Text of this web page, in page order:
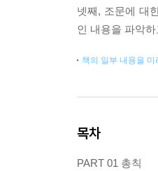
넷째, 조문에 대
인 내용을 파악
책의 일부 내용을
목차
PART 01 총칙